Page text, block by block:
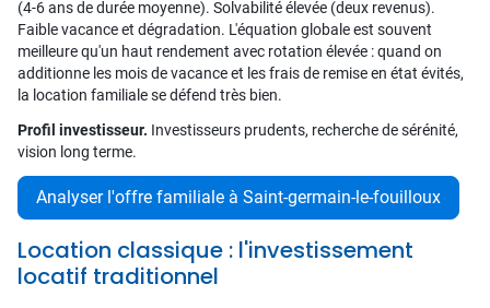
(4-6 ans de durée moyenne). Solvabilité élevée (deux revenus).
Faible vacance et dégradation. L'équation globale est souvent
meilleure qu'un haut rendement avec rotation élevée : quand on
additionne les mois de vacance et les frais de remise en état évités,
la location familiale se défend très bien.
Profil investisseur. Investisseurs prudents, recherche de sérénité,
vision long terme.
Analyser l'offre familiale à Saint-germain-le-fouilloux
Location classique : l'investissement
locatif traditionnel